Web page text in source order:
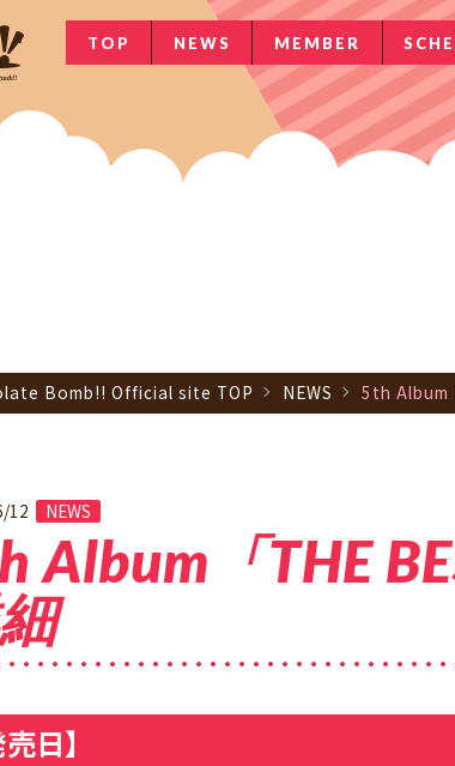
TOP NEWS MEMBER
Bomb!! Official site TOP NEWS 5th Album
12 NEWS
Album「THE
売日】